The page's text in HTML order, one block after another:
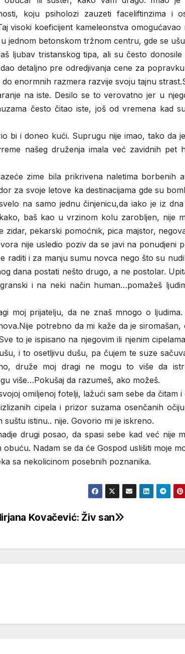
koju psiholozi zauzeti faceliftinzima i
visoki koeficijent kameleonstva omogućavao
jednom betonskom tržnom centru, gde se
ljubav tristanskog tipa, ali su često donosile
detaljno pre odredjivanja cene za
enormnih razmera razvije svoju tajnu
na iste. Desilo se to verovatno jer u
često čitao iste, još od vremena kad
bi i doneo kući. Suprugu nije imao, tako da
našeg druženja imala već zavidnih pet
zime bila prikrivena naletima borbenih
za svoje letove ka destinacijama gde su
na samo jednu činjenicu,da iako je iz dna
baš kao u vrzinom kolu zarobljen, nije
pekarski pomoćnik, pica majstor,
nije usledio poziv da se javi na ponudjeni
raditi i za manju sumu novca nego što su
dana postati nešto drugo, a ne postolar.
i na neki način human…pomažeš
moj prijatelju, da ne znaš mnogo o
potrebno da mi kaže da je siromašan,
to je ispisano na njegovim ili njenim
i to osetljivu dušu, pa čujem te suze
druže moj dragi ne mogu to više da
više…Pokušaj da razumeš, ako možeš.
omiljenoj fotelji, lažući sam sebe da čitam i
cipela i prizor suzama osenčanih
istinu.. nije. Govorio mi je iskreno.
drugi posao, da spasi sebe kad već nije
Nadam se da će Gospod uslišiti moje
sa nekolicinom posebnih poznanika.
Kovačević: Živ san